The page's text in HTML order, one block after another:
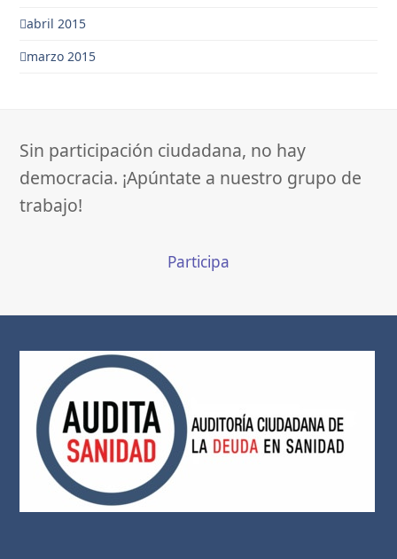
abril 2015
marzo 2015
Sin participación ciudadana, no hay
democracia. ¡Apúntate a nuestro grupo de
trabajo!
Participa